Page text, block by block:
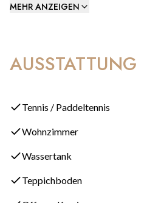
**Erdgeschoss**
Terrassentüren, die direkt zur
befindet sich auch ein geräumiges
im Erdgeschoss bevorzugen.
Im Obergeschoss verfügt das
MEHR ANZEIGEN
AUSSTATTUNG
Tennis / Paddeltennis
Wohnzimmer
Wassertank
Teppichboden